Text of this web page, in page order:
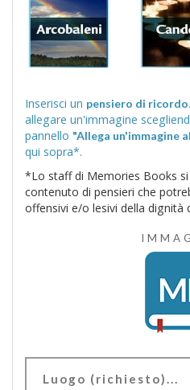
Inserisci un pensiero di ricordo
allegare un'immagine scegliendola tra quelle proposte nel
pannello "Allega un'immagine
qui sopra*.
*Lo staff di Memories Books
contenuto di pensieri che
offensivi e/o lesivi della dignità